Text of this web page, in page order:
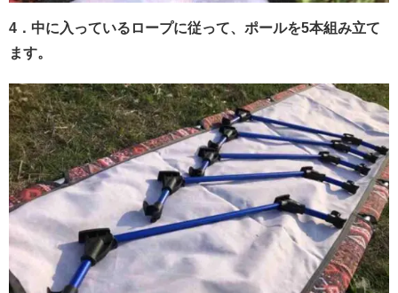
4．中に入っているロープに従って、ポールを5本組み立て
ます。